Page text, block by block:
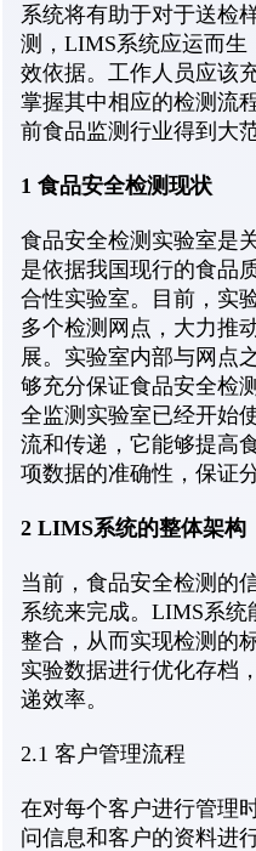
系统将有助于对于送检
测，LIMS系统应运而
效依据。工作人员应该
掌握其中相应的检测流
前食品监测行业得到大
1 食品安全检测现状
食品安全检测实验室是
是依据我国现行的食品
合性实验室。目前，实
多个检测网点，大力推
展。实验室内部与网点
够充分保证食品安全检
全监测实验室已经开始
流和传递，它能够提高
项数据的准确性，保证
2 LIMS系统的整体架构
当前，食品安全检测的
系统来完成。LIMS系
整合，从而实现检测的
实验数据进行优化存档
递效率。
2.1 客户管理流程
在对每个客户进行管理
问信息和客户的资料进